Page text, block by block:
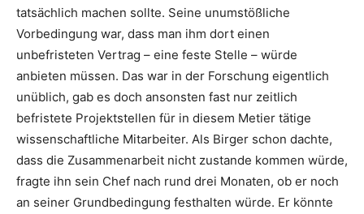
tatsächlich machen sollte. Seine unumstößliche
Vorbedingung war, dass man ihm dort einen
unbefristeten Vertrag – eine feste Stelle – würde
anbieten müssen. Das war in der Forschung eigentlich
unüblich, gab es doch ansonsten fast nur zeitlich
befristete Projektstellen für in diesem Metier tätige
wissenschaftliche Mitarbeiter. Als Birger schon dachte,
dass die Zusammenarbeit nicht zustande kommen würde,
fragte ihn sein Chef nach rund drei Monaten, ob er noch
an seiner Grundbedingung festhalten würde. Er könnte